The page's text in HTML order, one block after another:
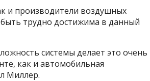
и производители воздушных
трудно достижима в данный
системы делает это очень
как и автомобильная
Миллер.